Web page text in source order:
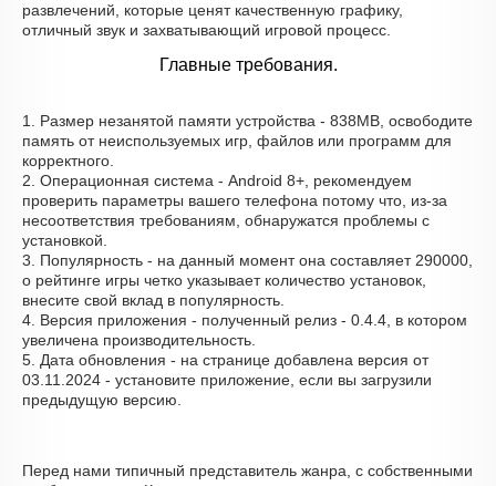
развлечений, которые ценят качественную графику,
отличный звук и захватывающий игровой процесс.
Главные требования.
1. Размер незанятой памяти устройства - 838MB, освободите
память от неиспользуемых игр, файлов или программ для
корректного.
2. Операционная система - Android 8+, рекомендуем
проверить параметры вашего телефона потому что, из-за
несоответствия требованиям, обнаружатся проблемы с
установкой.
3. Популярность - на данный момент она составляет 290000,
о рейтинге игры четко указывает количество установок,
внесите свой вклад в популярность.
4. Версия приложения - полученный релиз - 0.4.4, в котором
увеличена производительность.
5. Дата обновления - на странице добавлена версия от
03.11.2024 - установите приложение, если вы загрузили
предыдущую версию.
Перед нами типичный представитель жанра, с собственными